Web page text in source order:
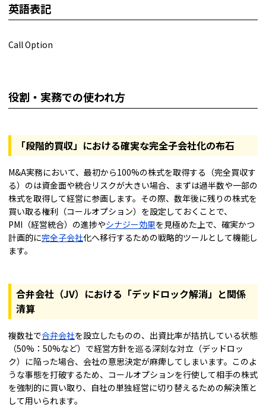
英語表記
Call Option
役割・実務での使われ方
「段階的買収」における確実な完全子会社化の布石
M&A実務において、最初から100%の株式を取得する（完全買収す
る）のは資金面や統合リスクが大きい場合、まずは過半数や一部の
株式を取得して経営に参画します。その際、数年後に残りの株式を
買い取る権利（コールオプション）を設定しておくことで、
PMI（経営統合）の進捗やシナジー効果を見極めた上で、確実かつ
計画的に完全子会社化へ移行するための戦略的ツールとして機能し
ます。
合弁会社（JV）における「デッドロック解消」と関係
清算
複数社で合弁会社を設立したものの、出資比率が拮抗している状態
（50%：50%など）で経営方針を巡る深刻な対立（デッドロッ
ク）に陥った場合、会社の意思決定が麻痺してしまいます。このよ
うな事態を打破するため、コールオプションを行使して相手の株式
を強制的に買い取り、自社の単独経営に切り替えるための解決策と
して用いられます。